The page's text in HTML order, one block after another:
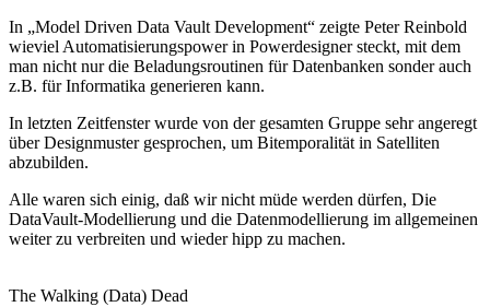
In „Model Driven Data Vault Development“ zeigte Peter Reinbold
wieviel Automatisierungspower in Powerdesigner steckt, mit dem
man nicht nur die Beladungsroutinen für Datenbanken sonder auch
z.B. für Informatika generieren kann.
In letzten Zeitfenster wurde von der gesamten Gruppe sehr angeregt
über Designmuster gesprochen, um Bitemporalität in Satelliten
abzubilden.
Alle waren sich einig, daß wir nicht müde werden dürfen, Die
DataVault-Modellierung und die Datenmodellierung im allgemeinen
weiter zu verbreiten und wieder hipp zu machen.
The Walking (Data) Dead